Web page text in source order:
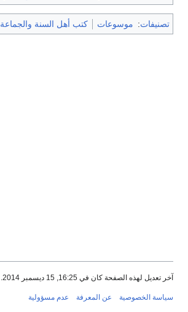
تصنيفات: موسوعات كتب أهل السنة والجماعة
آخر تعديل لهذه الصفحة كان في 16:25, 15 ديسمبر 2014.
سياسة الخصوصية عن المعرفة عدم مسؤولية